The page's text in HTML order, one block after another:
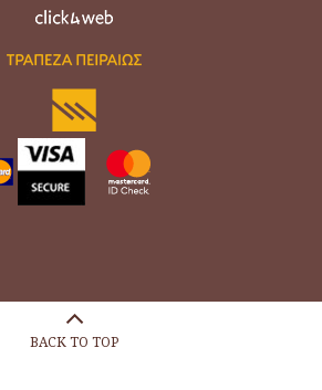
BACK TO TOP